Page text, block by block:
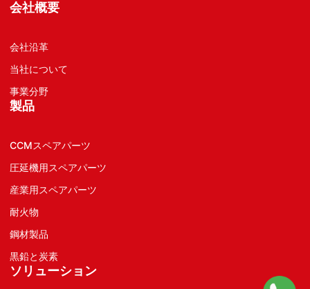
会社概要
会社沿革
当社について
事業分野
製品
CCMスペアパーツ
圧延機用スペアパーツ
産業用スペアパーツ
耐火物
鋼材製品
黒鉛と炭素
ソリューション